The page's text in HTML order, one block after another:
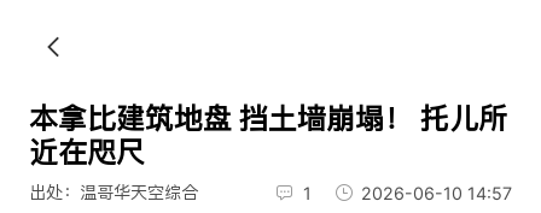
本拿比建筑地盘 挡土墙崩塌！ 托儿所
近在咫尺
出处：温哥华天空综合 1 2026-06-10 14:57